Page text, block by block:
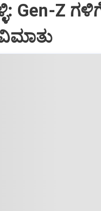
Gen-Z